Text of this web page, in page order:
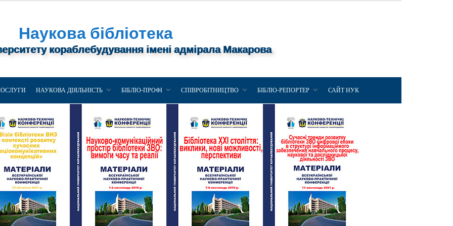
Наукова бібліотека
кораблебудування імені адмірала Макарова
НАУКОВА ДІЯЛЬНІСТЬ БІБЛІО-ПРОФІ СПІВРОБІТНИЦТВО БІБЛІО-РЕПОРТЕР САЙТ НУК